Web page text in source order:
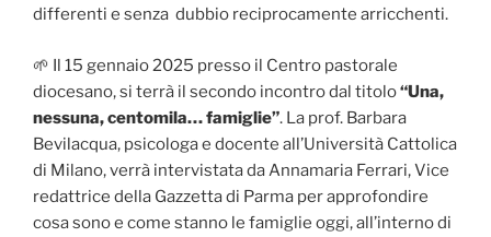
differenti e senza dubbio reciprocamente arricchenti.
🌱 Il 15 gennaio 2025 presso il Centro pastorale
diocesano, si terrà il secondo incontro dal titolo“Una,
nessuna, centomila… famiglie”. La prof. Barbara
Bevilacqua, psicologa e docente all’Università Cattolica
di Milano, verrà intervistata da Annamaria Ferrari, Vice
redattrice della Gazzetta di Parma per approfondire
cosa sono e come stanno le famiglie oggi, all’interno di